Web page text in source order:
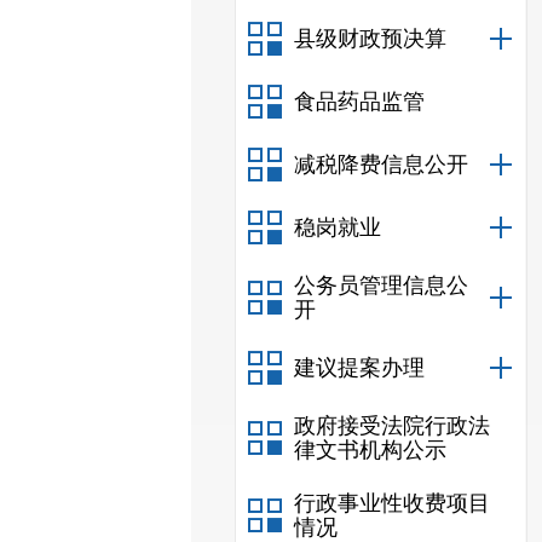
县级财政预决算
食品药品监管
减税降费信息公开
稳岗就业
公务员管理信息公
开
建议提案办理
政府接受法院行政法
律文书机构公示
行政事业性收费项目
情况